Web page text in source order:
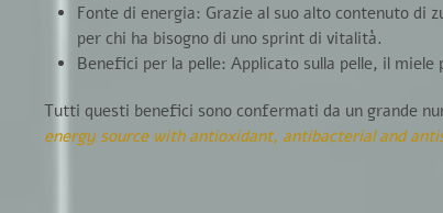
Fonte di energia: Grazie al suo alto contenuto di
per chi ha bisogno di uno sprint di vitalità.
Benefici per la pelle: Applicato sulla pelle, il
Tutti questi benefici sono confermati da un grande
energy source with antioxidant, antibacterial and